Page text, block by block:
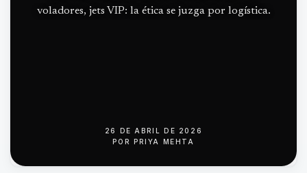
voladores, jets VIP: la ética se juzga por logística.
26 DE ABRIL DE 2026
POR PRIYA MEHTA